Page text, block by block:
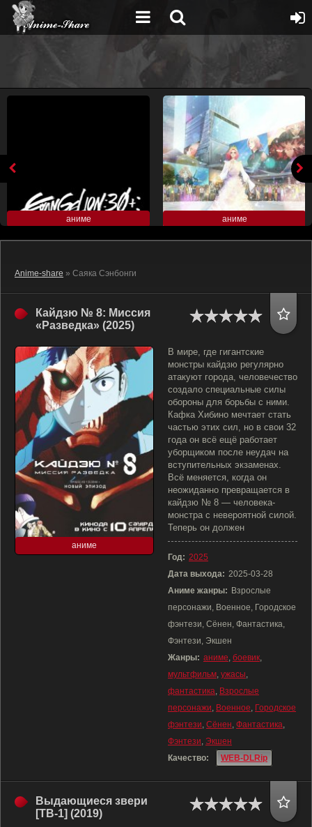
аниме аниме
Anime-share » Саяка Сэнбонги
Кайдзю № 8: Миссия
«Разведка» (2025)
аниме
В мире, где гигантские
монстры кайдзю регулярно
атакуют города, человечество
создало специальные силы
обороны для борьбы с ними.
Кафка Хибино мечтает стать
частью этих сил, но в свои 32
года он всё ещё работает
уборщиком после неудач на
вступительных экзаменах.
Всё меняется, когда он
неожиданно превращается в
кайдзю № 8 — человека-
монстра с невероятной силой.
Теперь он должен
Год: 2025
Дата выхода: 2025-03-28
Аниме жанры: Взрослые
персонажи, Военное, Городское
фэнтези, Сёнен, Фантастика,
Фэнтези, Экшен
Жанры: аниме, боевик,
мультфильм, ужасы,
фантастика, Взрослые
персонажи, Военное, Городское
фэнтези, Сёнен, Фантастика,
Фэнтези, Экшен
Качество:
WEB-DLRip
Выдающиеся звери
[ТВ-1] (2019)